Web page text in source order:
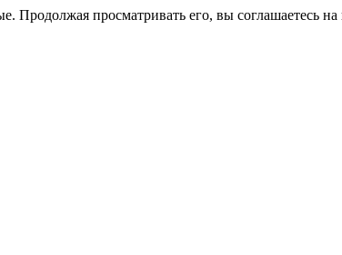
Продолжая просматривать его, вы соглашаетесь